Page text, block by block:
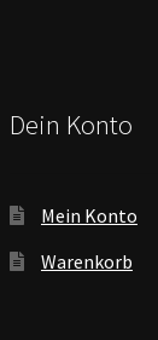
Dein Konto
Mein Konto
Warenkorb